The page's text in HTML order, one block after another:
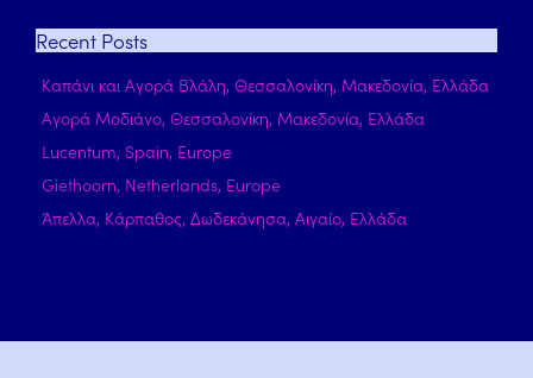
Recent Posts
Καπάνι και Αγορά Βλάλη, Θεσσαλονίκη, Μακεδονία, Ελλάδα
Αγορά Μοδιάνο, Θεσσαλονίκη, Μακεδονία, Ελλάδα
Lucentum, Spain, Europe
Giethoorn, Netherlands, Europe
Άπελλα, Κάρπαθος, Δωδεκάνησα, Αιγαίο, Ελλάδα